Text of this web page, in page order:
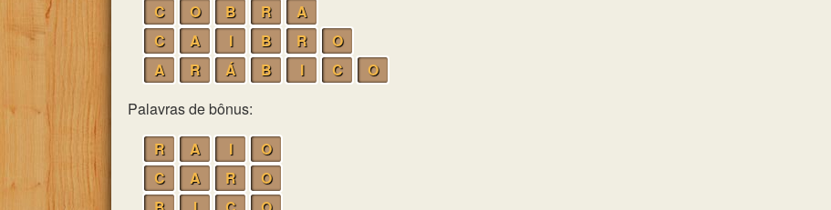
C
O B R
A
C
A I B R
O
A
R Á B I C
O
Palavras de bônus:
R
A I
O
C
A R
O